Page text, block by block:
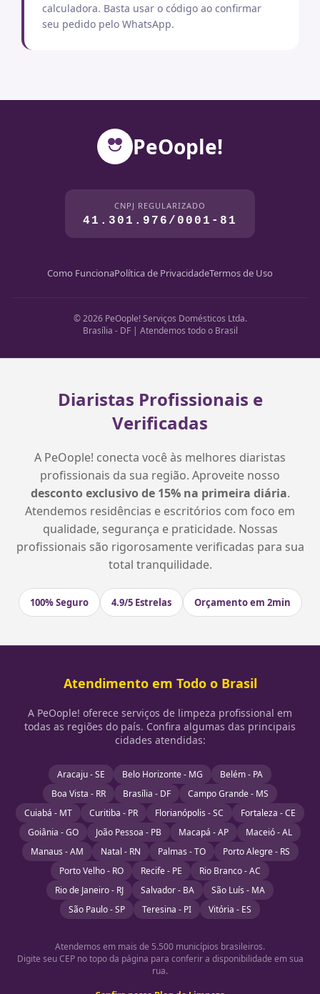
calculadora. Basta usar o código ao confirmar
seu pedido pelo WhatsApp.
PeOople!
CNPJ REGULARIZADO
41.301.976/0001-81
Como FuncionaPolítica de PrivacidadeTermos de Uso
© 2026 PeOople! Serviços Domésticos Ltda.
Brasília - DF | Atendemos todo o Brasil
Diaristas Profissionais e
Verificadas
A PeOople! conecta você às melhores diaristas
profissionais da sua região. Aproveite nosso
desconto exclusivo de 15% na primeira diária.
Atendemos residências e escritórios com foco em
qualidade, segurança e praticidade. Nossas
profissionais são rigorosamente verificadas para sua
total tranquilidade.
100% Seguro 4.9/5 Estrelas Orçamento em 2min
Atendimento em Todo o Brasil
A PeOople! oferece serviços de limpeza profissional em
todas as regiões do país. Confira algumas das principais
cidades atendidas:
Aracaju - SE Belo Horizonte - MG
Belém - PA
Boa Vista - RR
Brasília - DF
Campo Grande - MS
Cuiabá - MT
Curitiba - PR Florianópolis - SC
Fortaleza - CE
Goiânia - GO
João Pessoa - PB Macapá - AP
Maceió - AL
Manaus - AM
Natal - RN Palmas - TO
Porto Alegre - RS
Porto Velho - RO
Recife - PE
Rio Branco - AC
Rio de Janeiro - RJ
Salvador - BA
São Luís - MA
São Paulo - SP
Teresina - PI Vitória - ES
Atendemos em mais de 5.500 municípios brasileiros.
Digite seu CEP no topo da página para conferir a disponibilidade em sua
rua.